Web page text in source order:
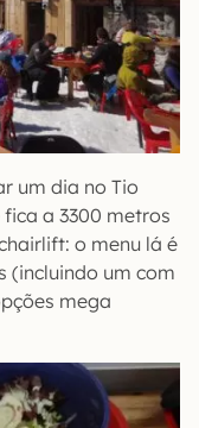
um dia no Tio
a 3300 metros
o menu lá é
(incluindo um com
mega